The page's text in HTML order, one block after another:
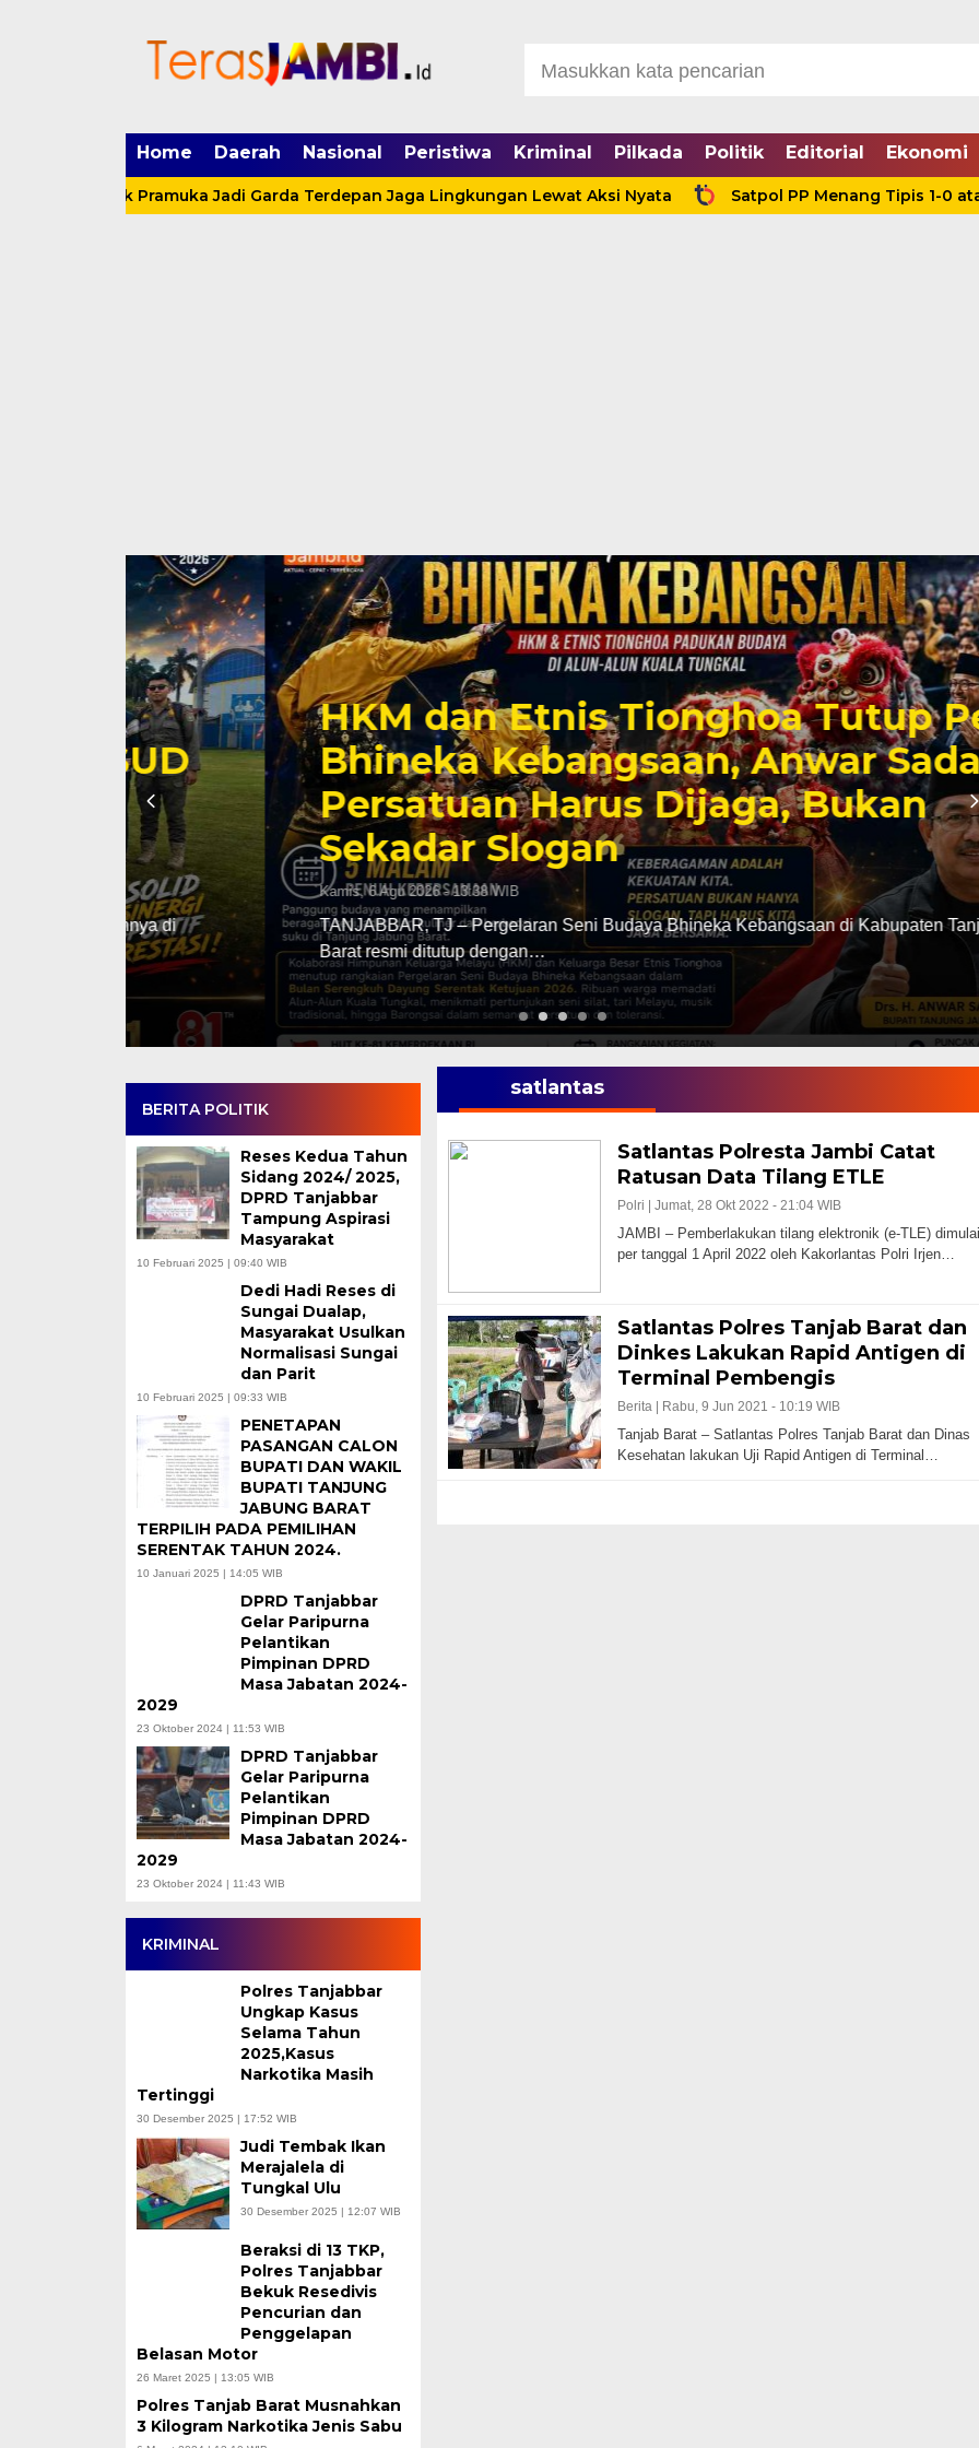
Home Daerah Nasional Peristiwa Kriminal Pilkada Politik Editorial Ekonomi
Ajak Pramuka Jadi Garda Terdepan Jaga Lingkungan Lewat Aksi Nyata Satpol PP Menang Tipis 1-0 atas
HKM dan Etnis Tionghoa Tutup Pentas
Bhineka Kebangsaan, Anwar Sadat:
Persatuan Harus Dijaga, Bukan
Sekadar Slogan
Kamis, 6 Agu 2026 - 13:38 WIB
TANJABBAR, TJ – Pergelaran Seni Budaya Bhineka Kebangsaan di Kabupaten Tanjung Jabung
Barat resmi ditutup dengan…
BERITA POLITIK
Reses Kedua Tahun
Sidang 2024/ 2025,
DPRD Tanjabbar
Tampung Aspirasi
Masyarakat
10 Februari 2025 | 09:40 WIB
Dedi Hadi Reses di
Sungai Dualap,
Masyarakat Usulkan
Normalisasi Sungai
dan Parit
10 Februari 2025 | 09:33 WIB
PENETAPAN
PASANGAN CALON
BUPATI DAN WAKIL
BUPATI TANJUNG
JABUNG BARAT
TERPILIH PADA PEMILIHAN
SERENTAK TAHUN 2024.
10 Januari 2025 | 14:05 WIB
DPRD Tanjabbar
Gelar Paripurna
Pelantikan
Pimpinan DPRD
Masa Jabatan 2024-
2029
23 Oktober 2024 | 11:53 WIB
DPRD Tanjabbar
Gelar Paripurna
Pelantikan
Pimpinan DPRD
Masa Jabatan 2024-
2029
23 Oktober 2024 | 11:43 WIB
KRIMINAL
Polres Tanjabbar
Ungkap Kasus
Selama Tahun
2025,Kasus
Narkotika Masih
Tertinggi
30 Desember 2025 | 17:52 WIB
Judi Tembak Ikan
Merajalela di
Tungkal Ulu
30 Desember 2025 | 12:07 WIB
Beraksi di 13 TKP,
Polres Tanjabbar
Bekuk Resedivis
Pencurian dan
Penggelapan
Belasan Motor
26 Maret 2025 | 13:05 WIB
Polres Tanjab Barat Musnahkan
3 Kilogram Narkotika Jenis Sabu
satlantas
Satlantas Polresta Jambi Catat
Ratusan Data Tilang ETLE
Polri | Jumat, 28 Okt 2022 - 21:04 WIB
JAMBI – Pemberlakukan tilang elektronik (e-TLE) dimulai
per tanggal 1 April 2022 oleh Kakorlantas Polri Irjen…
Satlantas Polres Tanjab Barat dan
Dinkes Lakukan Rapid Antigen di
Terminal Pembengis
Berita | Rabu, 9 Jun 2021 - 10:19 WIB
Tanjab Barat – Satlantas Polres Tanjab Barat dan Dinas
Kesehatan lakukan Uji Rapid Antigen di Terminal…